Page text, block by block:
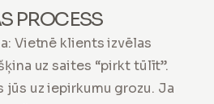
PROCESS
Vietnē klients izvēlas
uz saites “pirkt tūlīt”.
jūs uz iepirkumu grozu. Ja